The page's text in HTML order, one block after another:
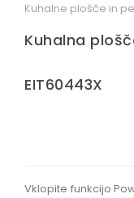
Kuhalne plošče in
Kuhalna
EIT60443X
Vklopite funkcijo